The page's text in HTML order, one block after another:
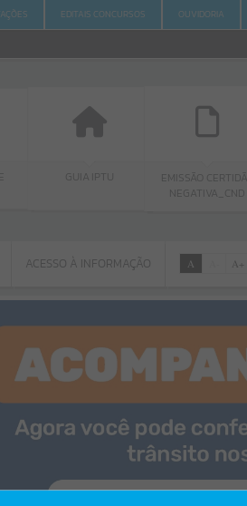
EDITAIS CONCURSOS OUVIDORIA
GUIA IPTU
EMISSÃO CERTIDÃO
NEGATIVA_CND
ACESSO À INFORMAÇÃO A A +